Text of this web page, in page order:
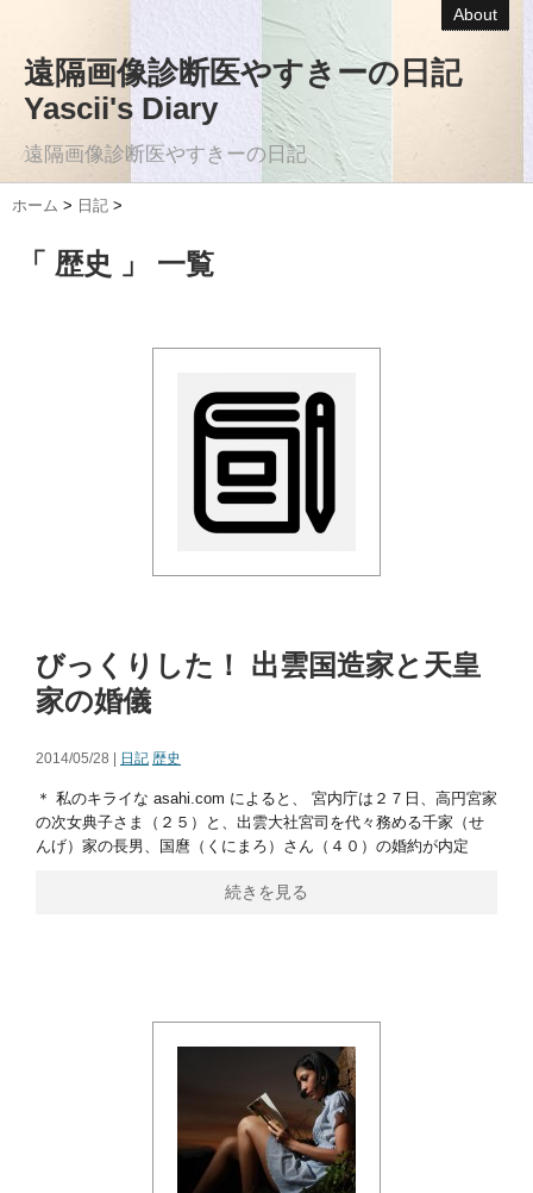
About
遠隔画像診断医やすきーの日記
Yascii's Diary
遠隔画像診断医やすきーの日記
ホーム > 日記 >
「 歴史 」 一覧
びっくりした！ 出雲国造家と天皇
家の婚儀
2014/05/28 | 日記 歴史
＊ 私のキライな asahi.com によると、 宮内庁は２７日、高円宮家
の次女典子さま（２５）と、出雲大社宮司を代々務める千家（せ
んげ）家の長男、国麿（くにまろ）さん（４０）の婚約が内定
続きを見る